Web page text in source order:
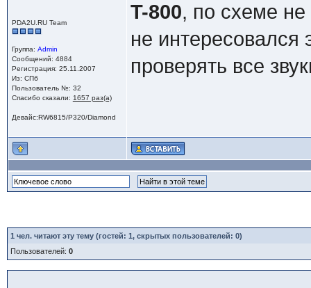
PDA2U.RU Team
Группа: Admin
Сообщений: 4884
Регистрация: 25.11.2007
Из: СПб
Пользователь №: 32
Спасибо сказали: 1657 раз(а)
Девайс:RW6815/P320/Diamond
T-800, по схеме не
не
проверять все
1 чел. читают эту тему (гостей: 1, скрытых пользователей: 0)
Пользователей: 0